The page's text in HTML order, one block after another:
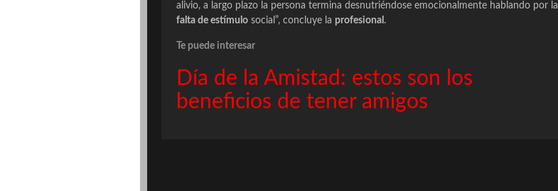
alivio, a largo plazo la persona termina desnutriéndose emocionalmente hablando por la
falta de estímulo social”, concluye la profesional .
Te puede interesar
Día de la Amistad: estos son los
beneficios de tener amigos